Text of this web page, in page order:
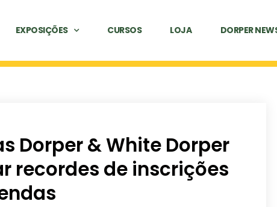
EXPOSIÇÕES CURSOS LOJA DORPER
Dorper & White Dorper
recordes de inscrições